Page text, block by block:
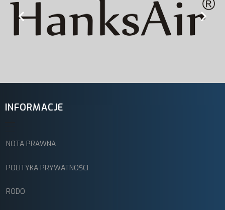
INFORMACJE
NOTA PRAWNA
POLITYKA PRYWATNOŚCI
RODO